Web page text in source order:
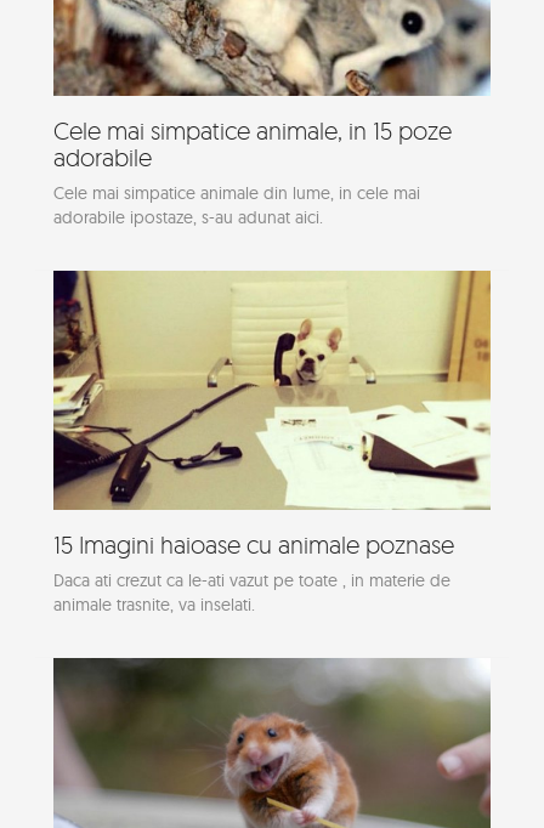
Cele mai simpatice animale, in 15 poze
adorabile
Cele mai simpatice animale din lume, in cele mai
adorabile ipostaze, s-au adunat aici.
15 Imagini haioase cu animale poznase
Daca ati crezut ca le-ati vazut pe toate , in materie de
animale trasnite, va inselati.